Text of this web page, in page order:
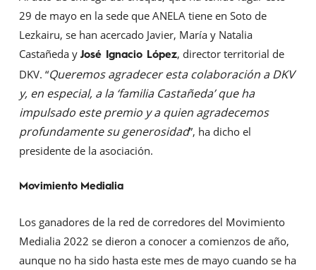
29 de mayo en la sede que ANELA tiene en Soto de
Lezkairu, se han acercado Javier, María y Natalia
Castañeda y José Ignacio López, director territorial de
DKV. “Queremos agradecer esta colaboración a DKV
y, en especial, a la ‘familia Castañeda’ que ha
impulsado este premio y a quien agradecemos
profundamente su generosidad”, ha dicho el
presidente de la asociación.
Movimiento Medialia
Los ganadores de la red de corredores del Movimiento
Medialia 2022 se dieron a conocer a comienzos de año,
aunque no ha sido hasta este mes de mayo cuando se ha